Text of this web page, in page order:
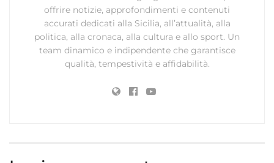
offrire notizie, approfondimenti e contenuti
accurati dedicati alla Sicilia, all’attualità, alla
politica, alla cronaca, alla cultura e allo sport. Un
team dinamico e indipendente che garantisce
qualità, tempestività e affidabilità.